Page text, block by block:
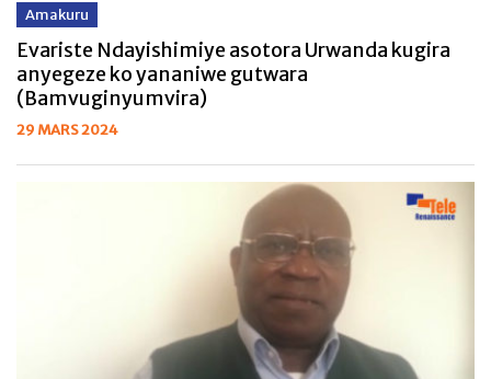
Amakuru
Evariste Ndayishimiye asotora Urwanda kugira
anyegeze ko yananiwe gutwara
(Bamvuginyumvira)
29 MARS 2024